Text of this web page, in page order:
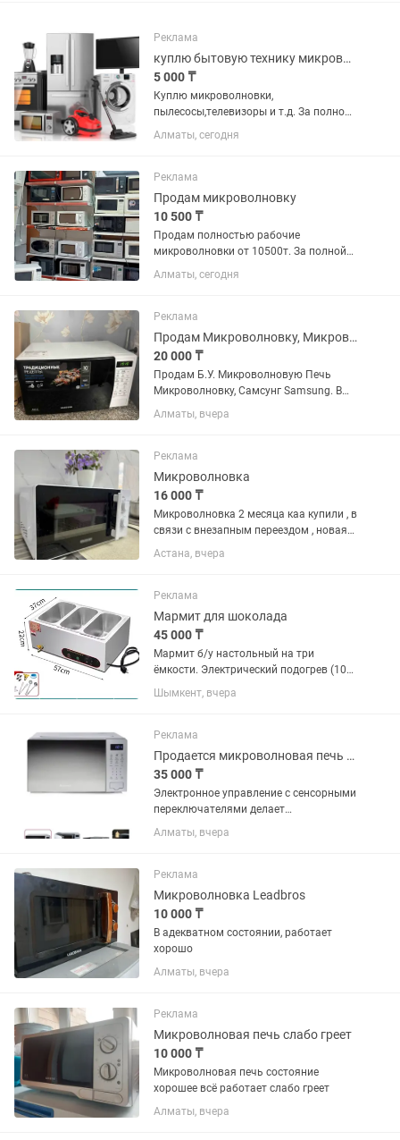
Реклама
куплю бытовую технику микроволновки
5 000 ₸
Куплю микроволновки,
пылесосы,телевизоры и т.д. За полной
информацией звоните
Алматы, сегодня
Реклама
Продам микроволновку
10 500 ₸
Продам полностью рабочие
микроволновки от 10500т. За полной
информацией просьба писать в .
Алматы, сегодня
Реклама
Продам Микроволновку, Микроволновую Печь ,Samsung
20 000 ₸
Продам Б.У. Микроволновую Печь
Микроволновку, Самсунг Samsung. В
Отличном и Полностью Рабочем
Состоянии. Чистая, в Комплекте
Микроволновку Покупали Год Назад,...
Алматы, вчера
Реклама
Микроволновка
16 000 ₸
Микроволновка 2 месяца каа купили , в
связи с внезапным переездом , новая
можно сказать
Астана, вчера
Реклама
Мармит для шоколада
45 000 ₸
Мармит б/у настольный на три
ёмкости. Электрический подогрев (10
режимов нагрева) Габариты 57 32
27см Мощность: 1500 Вт Напряжение
Шымкент, вчера
Реклама
Продается микроволновая печь Hisense H20MOMS4
35 000 ₸
Электронное управление с сенсорными
переключателями делает
использование печи простым и
интуитивным. Серебристый цвет
современный вид, гармонично
вписываясь в любой...
Алматы, вчера
Реклама
Микроволновка Leadbros
10 000 ₸
В адекватном состоянии, работает
хорошо
Алматы, вчера
Реклама
Микроволновая печь слабо греет
10 000 ₸
Микроволновая печь состояние
хорошее всё работает слабо греет
Алматы, вчера